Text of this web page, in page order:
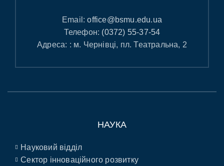
Email:office@bsmu.edu.ua
Телефон: (0372) 55-37-54
Адреса: : м. Чернівці, пл. Театральна, 2
НАУКА
Науковий відділ
Сектор інноваційного розвитку